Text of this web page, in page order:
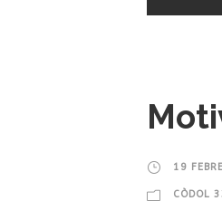
19
CÒDOL